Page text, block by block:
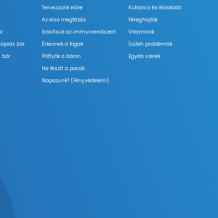
bőr
bőr
Tervezzünk előre
Az első megfázás
Erősítsük az immunrendszert
Érkeznek a fogak
Pöttyök a bőron
Ha feszít a pocak
Napozunk? (Fényvédelem)
Kullancs és élősködő
Féreghajtók
Vitaminok
Ízületi problémák
Egyéb szerek